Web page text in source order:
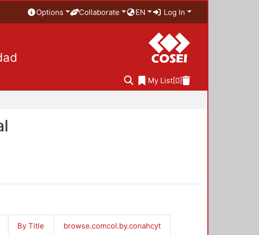
Options Collaborate EN Log In
My List[0]
By Title browse.comcol.by.conahcyt